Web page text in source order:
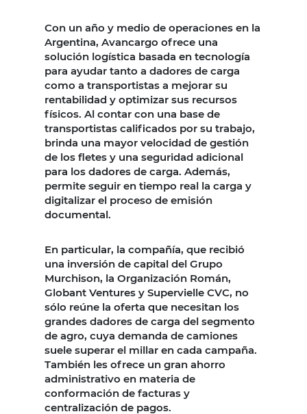
Con un año y medio de operaciones en la
Argentina, Avancargo ofrece una
solución logística basada en tecnología
para ayudar tanto a dadores de carga
como a transportistas a mejorar su
rentabilidad y optimizar sus recursos
físicos. Al contar con una base de
transportistas calificados por su trabajo,
brinda una mayor velocidad de gestión
de los fletes y una seguridad adicional
para los dadores de carga. Además,
permite seguir en tiempo real la carga y
digitalizar el proceso de emisión
documental.
En particular, la compañía, que recibió
una inversión de capital del Grupo
Murchison, la Organización Román,
Globant Ventures y Supervielle CVC, no
sólo reúne la oferta que necesitan los
grandes dadores de carga del segmento
de agro, cuya demanda de camiones
suele superar el millar en cada campaña.
También les ofrece un gran ahorro
administrativo en materia de
conformación de facturas y
centralización de pagos.